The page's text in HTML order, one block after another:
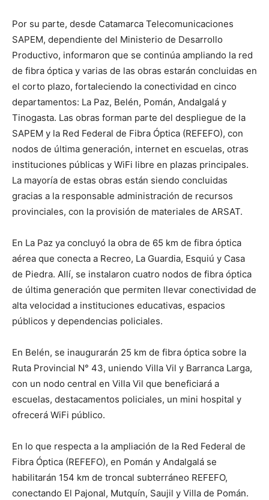
Por su parte, desde Catamarca Telecomunicaciones
SAPEM, dependiente del Ministerio de Desarrollo
Productivo, informaron que se continúa ampliando la red
de fibra óptica y varias de las obras estarán concluidas en
el corto plazo, fortaleciendo la conectividad en cinco
departamentos: La Paz, Belén, Pomán, Andalgalá y
Tinogasta. Las obras forman parte del despliegue de la
SAPEM y la Red Federal de Fibra Óptica (REFEFO), con
nodos de última generación, internet en escuelas, otras
instituciones públicas y WiFi libre en plazas principales.
La mayoría de estas obras están siendo concluidas
gracias a la responsable administración de recursos
provinciales, con la provisión de materiales de ARSAT.
En La Paz ya concluyó la obra de 65 km de fibra óptica
aérea que conecta a Recreo, La Guardia, Esquiú y Casa
de Piedra. Allí, se instalaron cuatro nodos de fibra óptica
de última generación que permiten llevar conectividad de
alta velocidad a instituciones educativas, espacios
públicos y dependencias policiales.
En Belén, se inaugurarán 25 km de fibra óptica sobre la
Ruta Provincial N° 43, uniendo Villa Vil y Barranca Larga,
con un nodo central en Villa Vil que beneficiará a
escuelas, destacamentos policiales, un mini hospital y
ofrecerá WiFi público.
En lo que respecta a la ampliación de la Red Federal de
Fibra Óptica (REFEFO), en Pomán y Andalgalá se
habilitarán 154 km de troncal subterráneo REFEFO,
conectando El Pajonal, Mutquín, Saujil y Villa de Pomán.